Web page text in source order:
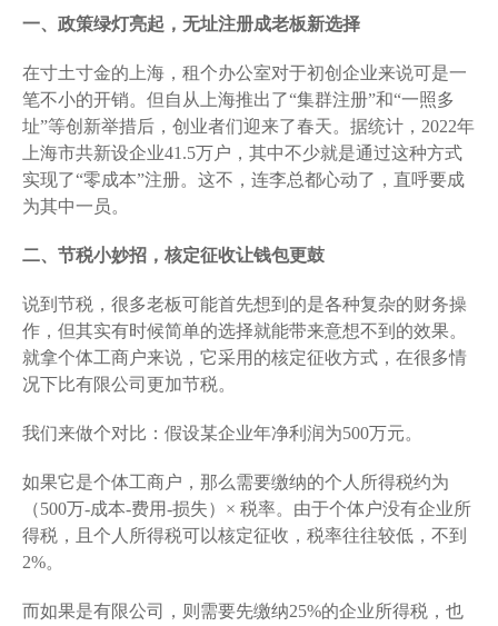
一、政策绿灯亮起，无址注册成老板新选择
在寸土寸金的上海，租个办公室对于初创企业来说可是一
笔不小的开销。但自从上海推出了“集群注册”和“一照多
址”等创新举措后，创业者们迎来了春天。据统计，2022年
上海市共新设企业41.5万户，其中不少就是通过这种方式
实现了“零成本”注册。这不，连李总都心动了，直呼要成
为其中一员。
二、节税小妙招，核定征收让钱包更鼓
说到节税，很多老板可能首先想到的是各种复杂的财务操
作，但其实有时候简单的选择就能带来意想不到的效果。
就拿个体工商户来说，它采用的核定征收方式，在很多情
况下比有限公司更加节税。
我们来做个对比：假设某企业年净利润为500万元。
如果它是个体工商户，那么需要缴纳的个人所得税约为
（500万-成本-费用-损失）× 税率。由于个体户没有企业所
得税，且个人所得税可以核定征收，税率往往较低，不到
2%。
而如果是有限公司，则需要先缴纳25%的企业所得税，也